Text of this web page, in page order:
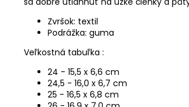
Zvršok: textil
Podrážka: guma
Veľkostná tabuľka :
24 - 15,5 x 6,6 cm
24,5 - 16,0 x 6,7 cm
25 - 16,5 x 6,8 cm